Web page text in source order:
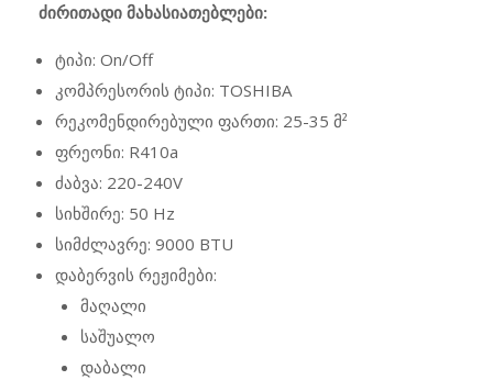
ძირითადი მახასიათებლები:
ტიპი: On/Off
კომპრესორის ტიპი: TOSHIBA
რეკომენდირებული ფართი: 25-35 მ²
ფრეონი: R410a
ძაბვა: 220-240V
სიხშირე: 50 Hz
სიმძლავრე: 9000 BTU
დაბერვის რეჟიმები:
მაღალი
საშუალო
დაბალი